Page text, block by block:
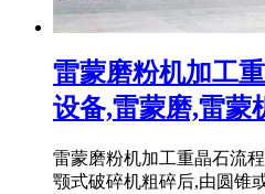
雷蒙磨粉机加工
设备,雷蒙磨,雷蒙
雷蒙磨粉机加工重晶石流
颚式破碎机粗碎后,由圆锥